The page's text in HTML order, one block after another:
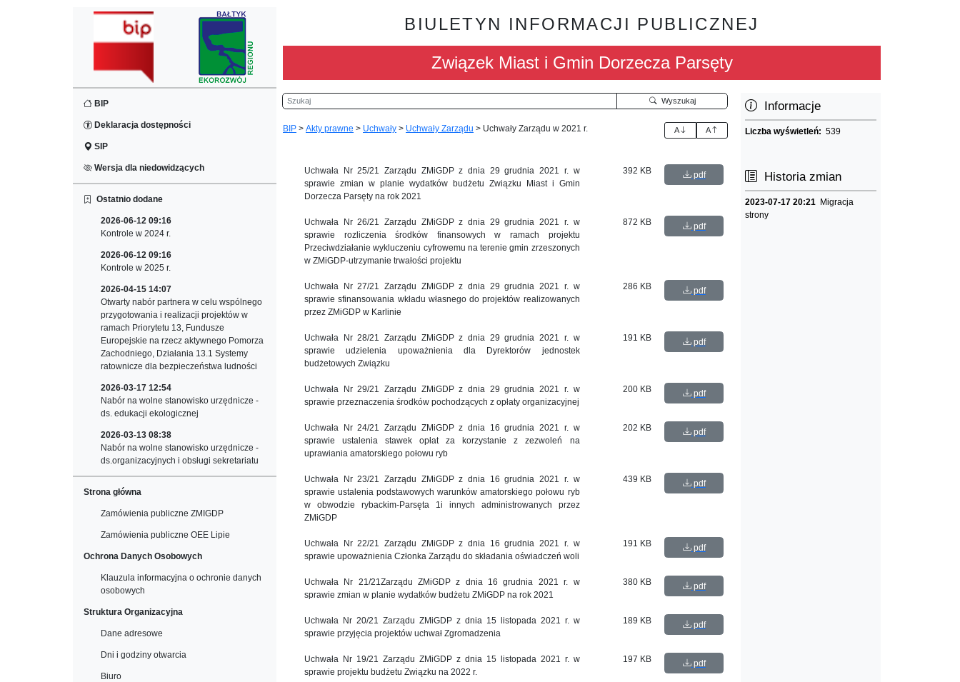
BIP
Deklaracja dostępności
SIP
Wersja dla niedowidzących
Ostatnio dodane
2026-06-12 09:16
Kontrole w 2024 r.
2026-06-12 09:16
Kontrole w 2025 r.
2026-04-15 14:07
Otwarty nabór partnera w celu wspólnego
przygotowania i realizacji projektów w
ramach Priorytetu 13, Fundusze
Europejskie na rzecz aktywnego Pomorza
Zachodniego, Działania 13.1 Systemy
ratownicze dla bezpieczeństwa ludności
2026-03-17 12:54
Nabór na wolne stanowisko urzędnicze -
ds. edukacji ekologicznej
2026-03-13 08:38
Nabór na wolne stanowisko urzędnicze -
ds.organizacyjnych i obsługi sekretariatu
Strona główna
Zamówienia publiczne ZMIGDP
Zamówienia publiczne OEE Lipie
Ochrona Danych Osobowych
Klauzula informacyjna o ochronie danych
osobowych
Struktura Organizacyjna
Dane adresowe
Dni i godziny otwarcia
Biuro
BIULETYN INFORMACJI PUBLICZNEJ
Związek Miast i Gmin Dorzecza Parsęty
Szukaj Wyszukaj
BIP > Akty prawne > Uchwały > Uchwały Zarządu > Uchwały Zarządu w 2021 r. A A
Uchwała Nr 25/21 Zarządu ZMiGDP z dnia 29 grudnia 2021 r. w
sprawie zmian w planie wydatków budżetu Związku Miast i Gmin
Dorzecza Parsęty na rok 2021
392 KB pdf
Uchwała Nr 26/21 Zarządu ZMiGDP z dnia 29 grudnia 2021 r. w
sprawie rozliczenia środków finansowych w ramach projektu
Przeciwdziałanie wykluczeniu cyfrowemu na terenie gmin zrzeszonych
w ZMiGDP-utrzymanie trwałości projektu
872 KB pdf
Uchwała Nr 27/21 Zarządu ZMiGDP z dnia 29 grudnia 2021 r. w
sprawie sfinansowania wkładu własnego do projektów realizowanych
przez ZMiGDP w Karlinie
286 KB pdf
Uchwała Nr 28/21 Zarządu ZMiGDP z dnia 29 grudnia 2021 r. w
sprawie udzielenia upoważnienia dla Dyrektorów jednostek
budżetowych Związku
191 KB pdf
Uchwała Nr 29/21 Zarządu ZMiGDP z dnia 29 grudnia 2021 r. w
sprawie przeznaczenia środków pochodzących z opłaty organizacyjnej
200 KB pdf
Uchwała Nr 24/21 Zarządu ZMiGDP z dnia 16 grudnia 2021 r. w
sprawie ustalenia stawek opłat za korzystanie z zezwoleń na
uprawiania amatorskiego połowu ryb
202 KB pdf
Uchwała Nr 23/21 Zarządu ZMiGDP z dnia 16 grudnia 2021 r. w
sprawie ustalenia podstawowych warunków amatorskiego połowu ryb
w obwodzie rybackim-Parsęta 1i innych administrowanych przez
ZMiGDP
439 KB pdf
Uchwała Nr 22/21 Zarządu ZMiGDP z dnia 16 grudnia 2021 r. w
sprawie upoważnienia Członka Zarządu do składania oświadczeń woli
191 KB pdf
Uchwała Nr 21/21Zarządu ZMiGDP z dnia 16 grudnia 2021 r. w
sprawie zmian w planie wydatków budżetu ZMiGDP na rok 2021
380 KB pdf
Uchwała Nr 20/21 Zarządu ZMiGDP z dnia 15 listopada 2021 r. w
sprawie przyjęcia projektów uchwał Zgromadzenia
189 KB pdf
Uchwała Nr 19/21 Zarządu ZMiGDP z dnia 15 listopada 2021 r. w
sprawie projektu budżetu Związku na 2022 r.
197 KB pdf
Informacje
Liczba wyświetleń:539
Historia zmian
2023-07-17 20:21 Migracja
strony